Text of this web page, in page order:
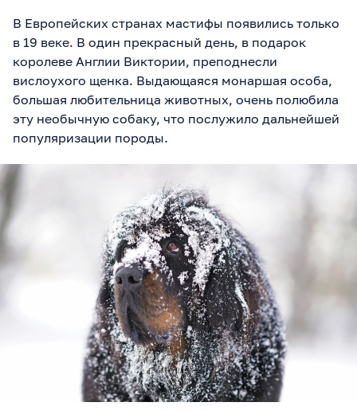
В Европейских странах мастифы появились только
в 19 веке. В один прекрасный день, в подарок
королеве Англии Виктории, преподнесли
вислоухого щенка. Выдающаяся монаршая особа,
большая любительница животных, очень полюбила
эту необычную собаку, что послужило дальнейшей
популяризации породы.